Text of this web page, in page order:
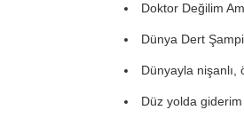
Doktor Değilim
Dünya Dert
Dünyayla nişanlı,
Düz yolda